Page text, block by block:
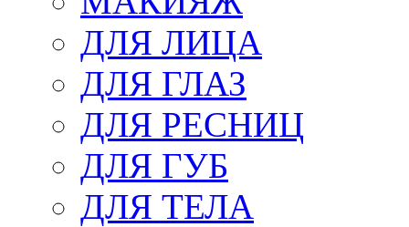
ДЛЯ ЛИЦА
ДЛЯ ГЛАЗ
ДЛЯ РЕСНИЦ
ДЛЯ ГУБ
ДЛЯ ТЕЛА